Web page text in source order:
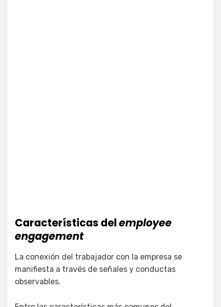
Características delemployee
engagement
La conexión del trabajador con la empresa se
manifiesta a través de señales y conductas
observables.